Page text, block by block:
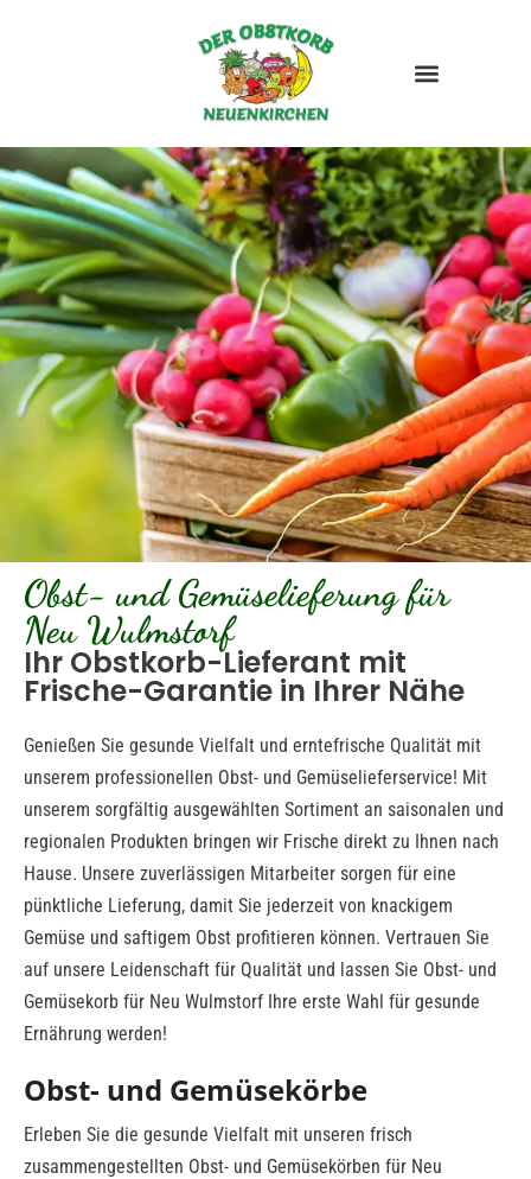
Obst- und Gemüselieferung für
Neu Wulmstorf
Ihr Obstkorb-Lieferant mit
Frische-Garantie in Ihrer Nähe
Genießen Sie gesunde Vielfalt und erntefrische Qualität mit
unserem professionellen Obst- und Gemüselieferservice! Mit
unserem sorgfältig ausgewählten Sortiment an saisonalen und
regionalen Produkten bringen wir Frische direkt zu Ihnen nach
Hause. Unsere zuverlässigen Mitarbeiter sorgen für eine
pünktliche Lieferung, damit Sie jederzeit von knackigem
Gemüse und saftigem Obst profitieren können. Vertrauen Sie
auf unsere Leidenschaft für Qualität und lassen Sie Obst- und
Gemüsekorb für Neu Wulmstorf Ihre erste Wahl für gesunde
Ernährung werden!
Obst- und Gemüsekörbe
Erleben Sie die gesunde Vielfalt mit unseren frisch
zusammengestellten Obst- und Gemüsekörben für Neu